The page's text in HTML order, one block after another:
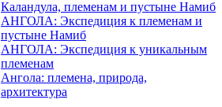
Каландула, племенам и пустыне Намиб
АНГОЛА: Экспедиция к племенам и
пустыне Намиб
АНГОЛА: Экспедиция к уникальным
племенам
Ангола: племена, природа,
архитектура